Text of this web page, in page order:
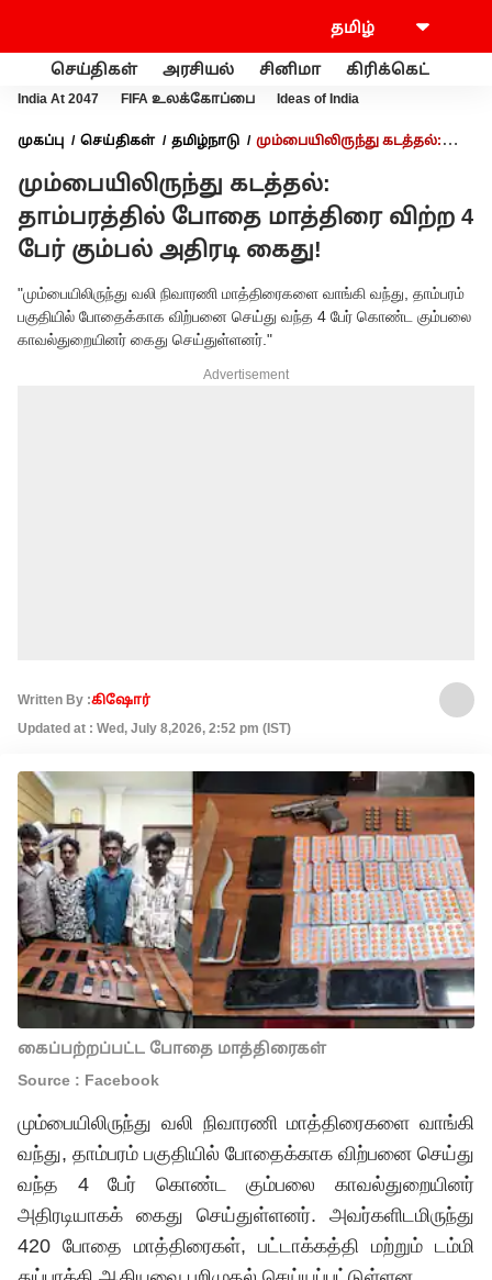
செய்திகள் அரசியல் சினிமா கிரிக்கெட்
India At 2047 FIFA உலக்கோப்பை Ideas of India
முகப்பு செய்திகள் தமிழ்நாடு
மும்பையிலிருந்து கடத்தல்:
மும்பையிலிருந்து கடத்தல்:
தாம்பரத்தில் போதை மாத்திரை விற்ற 4
பேர் கும்பல் அதிரடி கைது!
"மும்பையிலிருந்து வலி நிவாரணி மாத்திரைகளை வாங்கி வந்து, தாம்பரம்
பகுதியில் போதைக்காக விற்பனை செய்து வந்த 4 பேர் கொண்ட கும்பலை
காவல்துறையினர் கைது செய்துள்ளனர்."
Advertisement
Written By :கிஷோர்
Updated at : Wed, July 8,2026, 2:52 pm (IST)
கைப்பற்றப்பட்ட போதை மாத்திரைகள்
Source : Facebook
மும்பையிலிருந்து வலி நிவாரணி மாத்திரைகளை வாங்கி
வந்து, தாம்பரம் பகுதியில் போதைக்காக விற்பனை செய்து
வந்த 4 பேர் கொண்ட கும்பலை காவல்துறையினர்
அதிரடியாகக் கைது செய்துள்ளனர். அவர்களிடமிருந்து
420 போதை மாத்திரைகள், பட்டாக்கத்தி மற்றும் டம்மி